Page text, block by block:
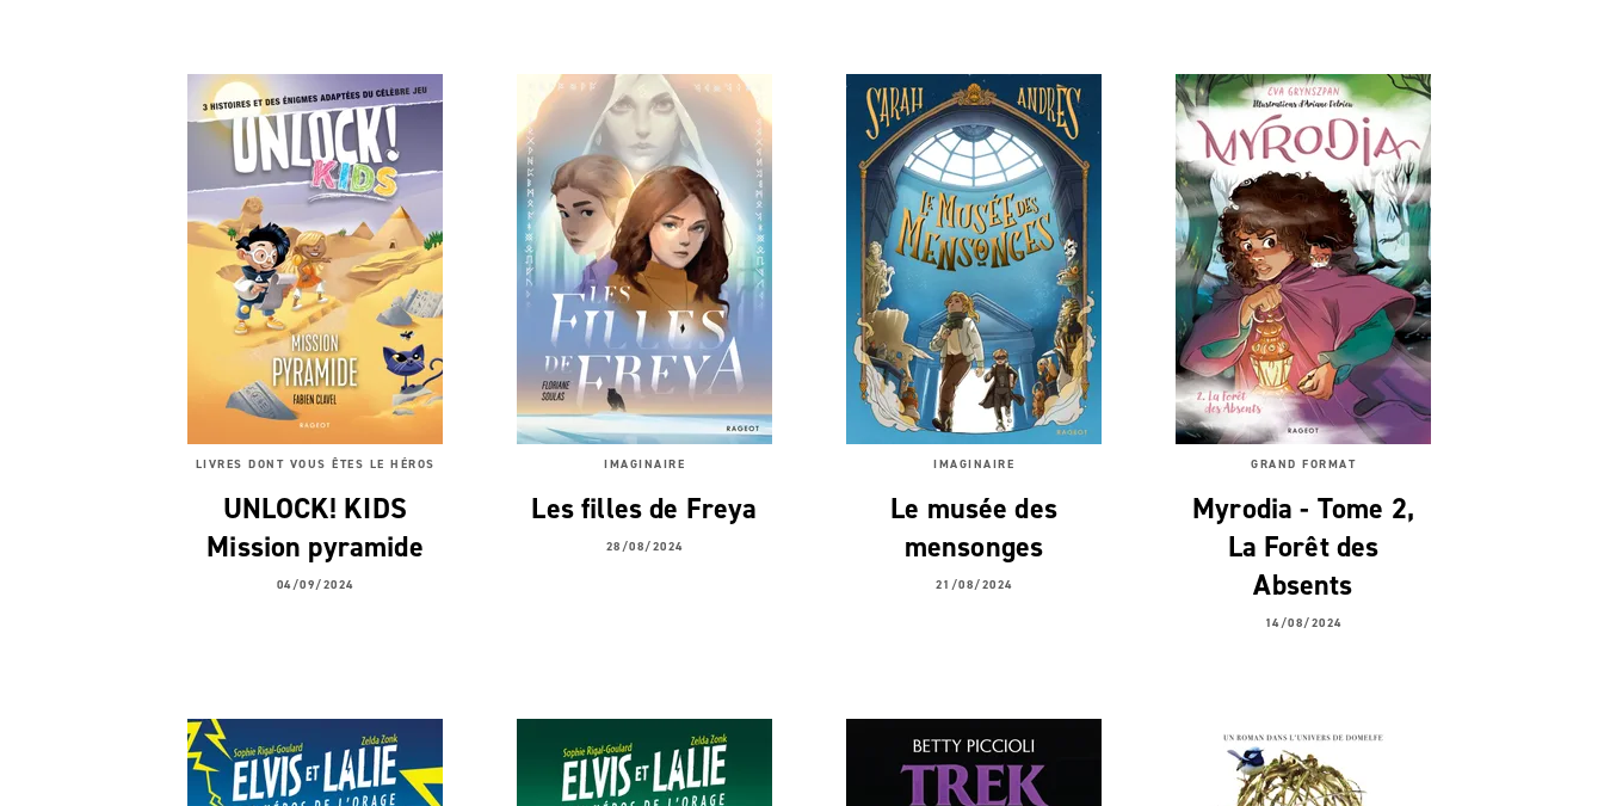
LIVRES DONT VOUS ÊTES LE HÉROS
UNLOCK! KIDS
Mission pyramide
04/09/2024
IMAGINAIRE
Les filles de Freya
28/08/2024
IMAGINAIRE
Le musée des
mensonges
21/08/2024
GRAND FORMAT
Myrodia - Tome 2,
La Forêt des
Absents
14/08/2024